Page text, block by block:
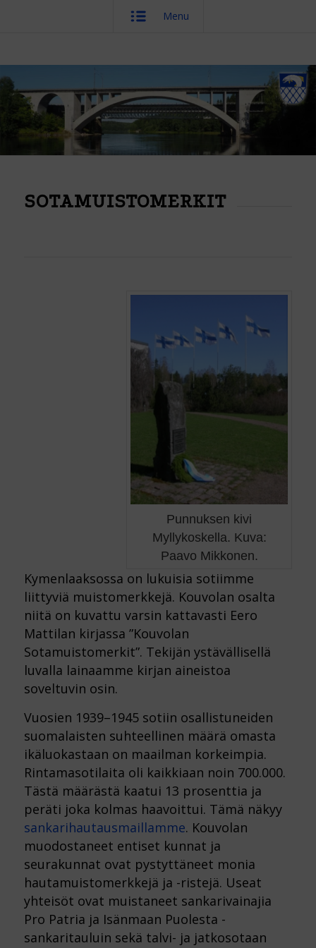
Menu
SOTAMUISTOMERKIT
Punnuksen kivi
Myllykoskella. Kuva:
Paavo Mikkonen.
Kymenlaaksossa on lukuisia sotiimme
liittyviä muistomerkkejä. Kouvolan osalta
niitä on kuvattu varsin kattavasti Eero
Mattilan kirjassa ”Kouvolan
Sotamuistomerkit”. Tekijän ystävällisellä
luvalla lainaamme kirjan aineistoa
soveltuvin osin.
Vuosien 1939–1945 sotiin osallistuneiden
suomalaisten suhteellinen määrä omasta
ikäluokastaan on maailman korkeimpia.
Rintamasotilaita oli kaikkiaan noin 700.000.
Tästä määrästä kaatui 13 prosenttia ja
peräti joka kolmas haavoittui. Tämä näkyy
sankarihautausmaillamme. Kouvolan
muodostaneet entiset kunnat ja
seurakunnat ovat pystyttäneet monia
hautamuistomerkkejä ja -ristejä. Useat
yhteisöt ovat muistaneet sankarivainajia
Pro Patria ja Isänmaan Puolesta -
sankaritauluin sekä talvi- ja jatkosotaan